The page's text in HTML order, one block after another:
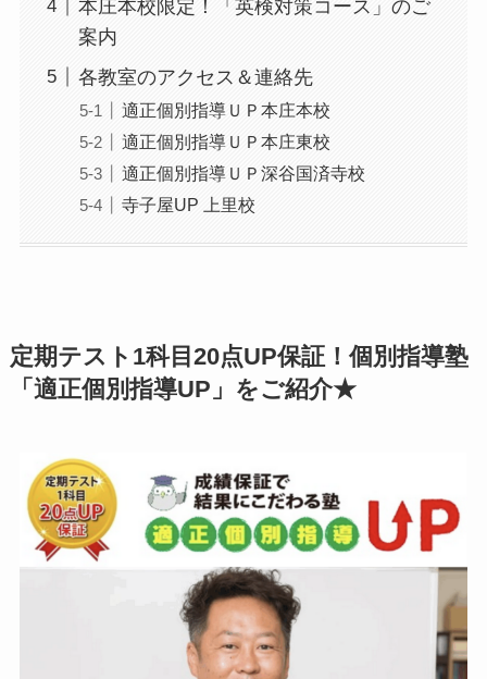
本庄本校限定！「英検対策コース」のご
案内
各教室のアクセス＆連絡先
適正個別指導ＵＰ本庄本校
適正個別指導ＵＰ本庄東校
適正個別指導ＵＰ深谷国済寺校
寺子屋UP 上里校
定期テスト1科目20点UP保証！個別指導塾
「適正個別指導UP」をご紹介★